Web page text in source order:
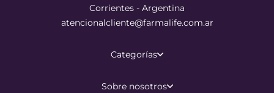
Corrientes - Argentina
atencionalcliente@farmalife.com.ar
Categorías
Sobre nosotros